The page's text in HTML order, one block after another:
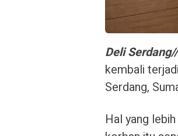
Deli
kembali
Serdang,
Hal yang